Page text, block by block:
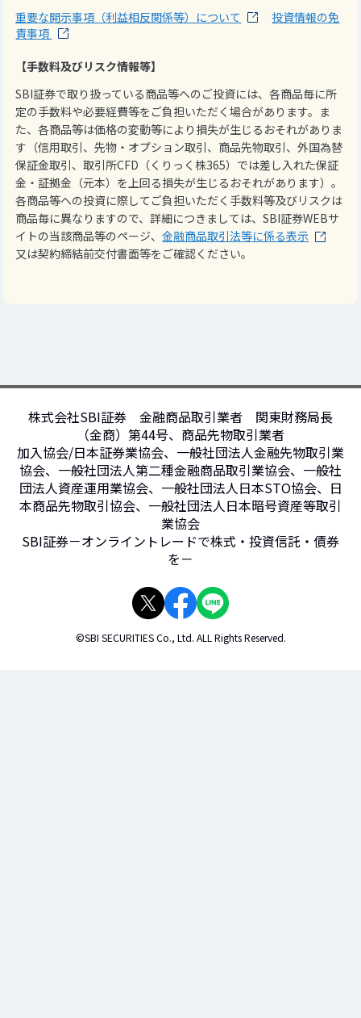
重要な開示事項（利益相反関係等）について
投資情報の免
責事項
【手数料及びリスク情報等】
SBI証券で取り扱っている商品等へのご投資には、各商品毎に所
定の手数料や必要経費等をご負担いただく場合があります。ま
た、各商品等は価格の変動等により損失が生じるおそれがありま
す（信用取引、先物・オプション取引、商品先物取引、外国為替
保証金取引、取引所CFD（くりっく株365）では差し入れた保証
金・証拠金（元本）を上回る損失が生じるおそれがあります）。
各商品等への投資に際してご負担いただく手数料等及びリスクは
商品毎に異なりますので、詳細につきましては、SBI証券WEBサ
イトの当該商品等のページ、金融商品取引法等に係る表示
又は契約締結前交付書面等をご確認ください。
株式会社SBI証券 金融商品取引業者 関東財務局長
（金商）第44号、商品先物取引業者
加入協会/日本証券業協会、一般社団法人金融先物取引業
協会、一般社団法人第二種金融商品取引業協会、一般社
団法人資産運用業協会、一般社団法人日本STO協会、日
本商品先物取引協会、一般社団法人日本暗号資産等取引
業協会
SBI証券－オンライントレードで株式・投資信託・債券
を－
©SBI SECURITIES Co., Ltd. ALL Rights Reserved.